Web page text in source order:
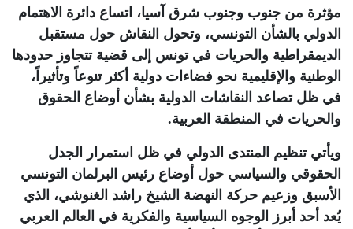
مؤثرة من جنوب وجنوب شرق آسيا، اتساع دائرة الاهتمام
الدولي بالشأن التونسي، وتحول النقاش حول مستقبل
الديمقراطية والحريات في تونس إلى قضية تتجاوز حدودها
الوطنية والإقليمية نحو فضاءات دولية أكثر تنوعاً وتأثيراً،
في ظل تصاعد النقاشات الدولية بشأن أوضاع الحقوق
والحريات في المنطقة العربية.
ويأتي تنظيم المنتدى الدولي في ظل استمرار الجدل
الحقوقي والسياسي حول أوضاع رئيس البرلمان التونسي
الأسبق وزعيم حركة النهضة الشيخ راشد الغنوشي، الذي
يُعد أحد أبرز الوجوه السياسية والفكرية في العالم العربي